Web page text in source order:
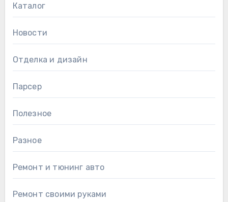
Каталог
Новости
Отделка и дизайн
Парсер
Полезное
Разное
Ремонт и тюнинг авто
Ремонт своими руками